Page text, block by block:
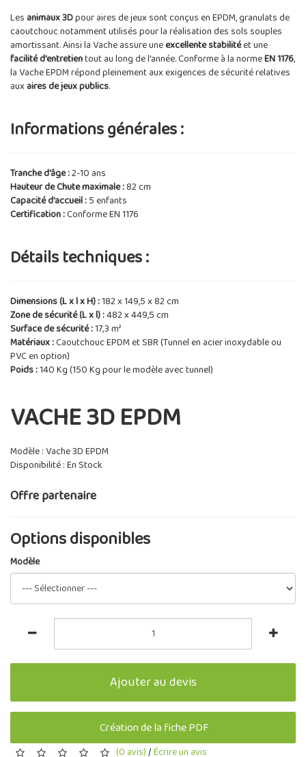
Les animaux 3Dpour aires de jeux sont conçus en EPDM, granulats de
caoutchouc notamment utilisés pour la réalisation des sols souples
amortissant. Ainsi la Vache assure uneexcellente stabilitéet une
facilité d'entretientout au long de l'année. Conforme à la normeEN 1176,
la Vache EPDM répond pleinement aux exigences de sécurité relatives
aux aires de jeux publics.
Informations générales :
Tranche d'âge :2-10 ans
Hauteur de Chute maximale :82 cm
Capacité d'accueil :5 enfants
Certification :Conforme EN 1176
Détails techniques :
Dimensions (L x l x H) :182 x 149,5 x 82 cm
Zone de sécurité (L x l) :482 x 449,5 cm
Surface de sécurité :17,3 m²
Matériaux :Caoutchouc EPDM et SBR (Tunnel en acier inoxydable ou
PVC en option)
Poids :140 Kg (150 Kg pour le modèle avec tunnel)
VACHE 3D EPDM
Modèle : Vache 3D EPDM
Disponibilité : En Stock
Offre partenaire
Options disponibles
Modèle
Ajouter au devis
Création de la fiche PDF
(0 avis)/Écrire un avis